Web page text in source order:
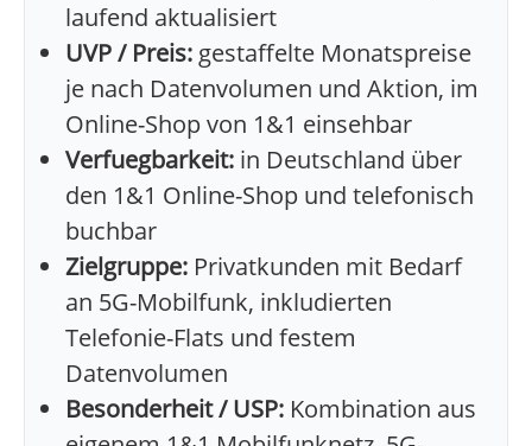
laufend aktualisiert
UVP / Preis: gestaffelte Monatspreise
je nach Datenvolumen und Aktion, im
Online-Shop von 1&1 einsehbar
Verfuegbarkeit: in Deutschland über
den 1&1 Online-Shop und telefonisch
buchbar
Zielgruppe: Privatkunden mit Bedarf
an 5G-Mobilfunk, inkludierten
Telefonie-Flats und festem
Datenvolumen
Besonderheit / USP: Kombination aus